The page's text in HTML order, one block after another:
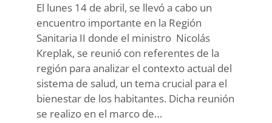
El lunes 14 de abril, se llevó a cabo un
encuentro importante en la Región
Sanitaria II donde el ministro Nicolás
Kreplak, se reunió con referentes de la
región para analizar el contexto actual del
sistema de salud, un tema crucial para el
bienestar de los habitantes. Dicha reunión
se realizo en el marco de…